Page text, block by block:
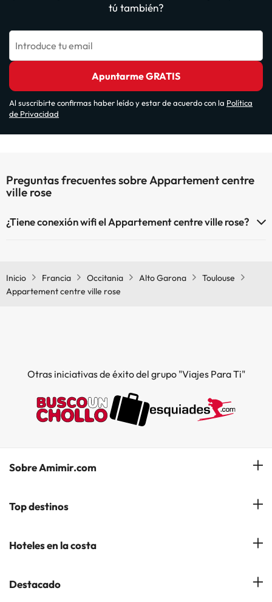
tú también?
Introduce tu email
Apuntarme GRATIS
Al suscribirte confirmas haber leído y estar de acuerdo con la Política
de Privacidad
Preguntas frecuentes sobre Appartement centre
ville rose
¿Tiene conexión wifi el Appartement centre ville rose?
Inicio Francia Occitania Alto Garona
Toulouse
Appartement centre ville rose
Otras iniciativas de éxito del grupo "Viajes Para Ti"
Sobre Amimir.com
¿Quiénes somos?
Gestionar mi reserva
Top destinos
Hoteles en Salou
Hoteles en Andorra la Vella
Hoteles en la costa
Hoteles en la Costa Azahar
Destacado